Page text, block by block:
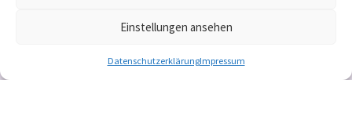
Einstellungen ansehen
DatenschutzerklärungImpressum